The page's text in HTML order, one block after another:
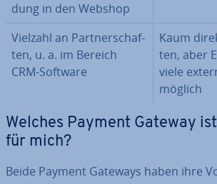
dung in den Webshop
Vielzahl an Part­ner­schaf­
ten, u. a. im Bereich
CRM-Software
Kaum
ten, aber
viele
möglich
Welches Payment Gateway
für mich?
Beide Payment Gateways haben ihre